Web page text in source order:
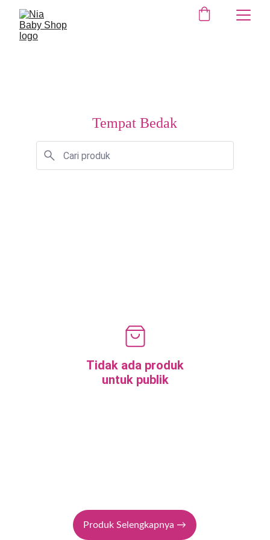
Tempat Bedak
Tidak ada produk
untuk publik
Produk Selengkapnya →